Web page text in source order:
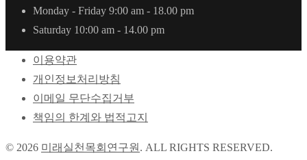
Monday - Friday 9:00 am - 18.00 pm
Saturday 10:00 am - 14.00 pm
이용약관
개인정보처리방침
이메일 무단수집거부
책임의 한계와 법적고지
© 2026 미래실천목회연구원. ALL RIGHTS RESERVED.